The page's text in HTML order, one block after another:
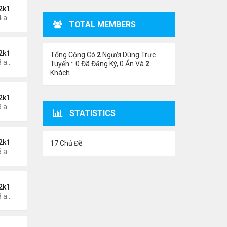
TOTAL MEMBERS
Tổng Cộng Có 2Người Dùng Trực
Tuyến :: 0 Đã Đăng Ký, 0 Ẩn Và 2
Khách
STATISTICS
17 Chủ Đề